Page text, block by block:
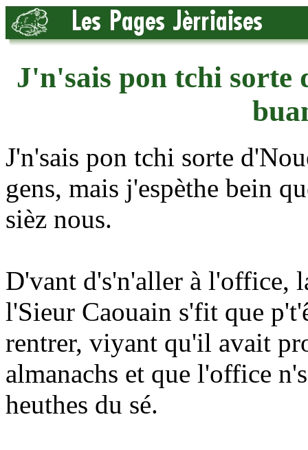
J'n'sais pon tchi sorte
J'n'sais pon tchi sorte
gens, mais j'espèthe bein
sièz nous.
D'vant d's'n'aller à l'office,
l'Sieur Caouain s'fit que
rentrer, viyant qu'il avait
almanachs et que l'office
heuthes du sé.